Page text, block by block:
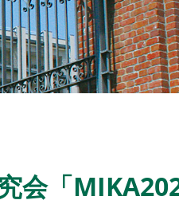
会「